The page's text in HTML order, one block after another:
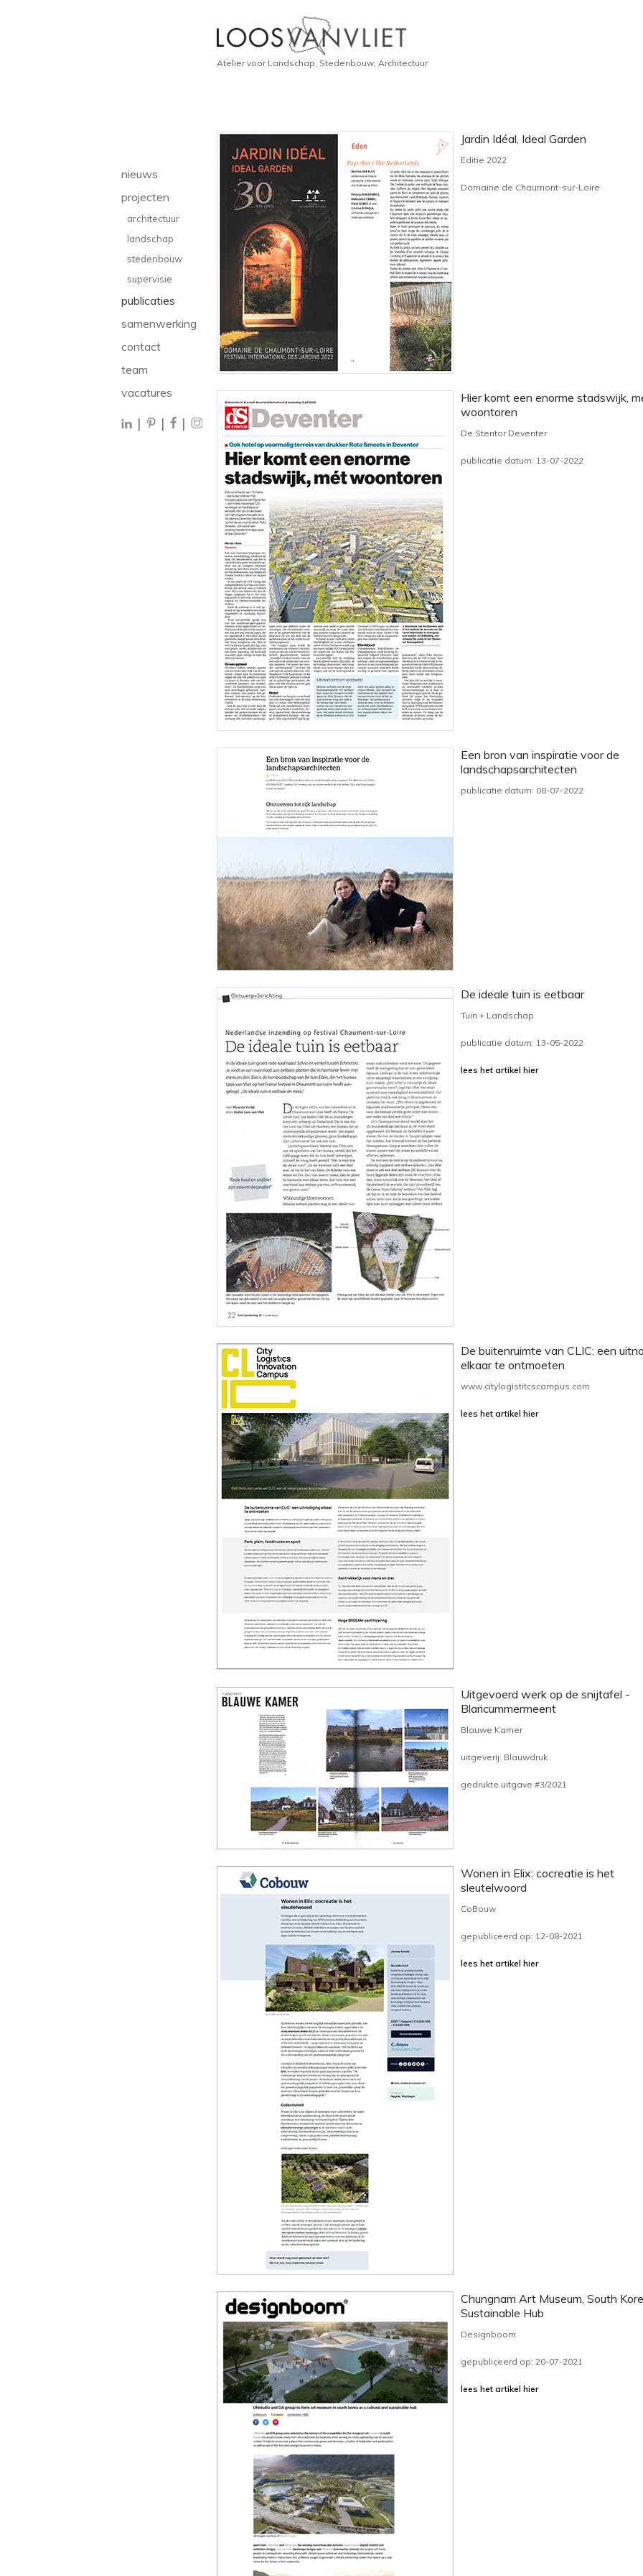
nieuws
projecten
architectuur
landschap
stedenbouw
supervisie
publicaties
samenwerking
contact
team
vacatures
| | |
Atelier voor Landschap, Stedenbouw, Architectuur
Jardin Idéal, Ideal Garden
Editie 2022
Domaine de Chaumont-sur-Loire
Hier komt een enorme stadswijk,
woontoren
De Stentor Deventer
publicatie datum: 13-07-2022
Een bron van inspiratie voor de
landschapsarchitecten
publicatie datum: 08-07-2022
De ideale tuin is eetbaar
Tuin + Landschap
publicatie datum: 13-05-2022
lees het artikel hier
De buitenruimte van CLIC: een
elkaar te ontmoeten
www.citylogistitcscampus.com
lees het artikel hier
Uitgevoerd werk op de snijtafel -
Blaricummermeent
Blauwe Kamer
uitgeverij: Blauwdruk
gedrukte uitgave #3/2021
Wonen in Elix: cocreatie is het
sleutelwoord
CoBouw
gepubliceerd op: 12-08-2021
lees het artikel hier
Chungnam Art Museum, South
Sustainable Hub
Designboom
gepubliceerd op: 20-07-2021
lees het artikel hier